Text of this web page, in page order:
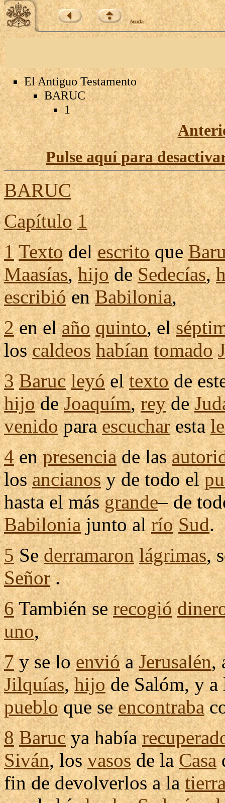
Ayuda
El Antiguo Testamento
BARUC
1
Pulse aquí para
BARUC
Capítulo 1
1 Textodelescritoque
Maasías,hijodeSedecías,
escribióenBabilonia,
2en elaño quinto, el
loscaldeos habían tomado
3 Baruc leyóeltextode
hijodeJoaquím,reyde
venidoparaescucharesta
4enpresenciade las
losancianosy de todo el
hasta el másgrande– de
Babiloniajunto alrío Sud.
5Sederramaron lágrimas,
Señor.
6También serecogió
uno,
7y se loenvióaJerusalén,
Jilquías,hijodeSalóm, y a
puebloque seencontraba
8 Barucya había
Siván, losvasosde laCasa
fin dedevolverlosa la